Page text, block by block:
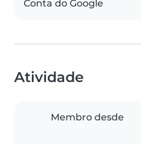
Conta do Google
Atividade
Membro desde